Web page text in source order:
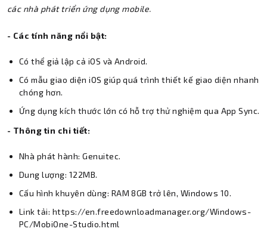
các nhà phát triển ứng dụng mobile.
- Các tính năng nổi bật:
Có thể giả lập cả iOS và Android.
Có mẫu giao diện iOS giúp quá trình thiết kế giao diện nhanh
chóng hơn.
Ứng dụng kích thước lớn có hỗ trợ thử nghiệm qua App Sync.
- Thông tin chi tiết:
Nhà phát hành: Genuitec.
Dung lượng: 122MB.
Cấu hình khuyên dùng: RAM 8GB trở lên, Windows 10.
Link tải: https://en.freedownloadmanager.org/Windows-
PC/MobiOne-Studio.html